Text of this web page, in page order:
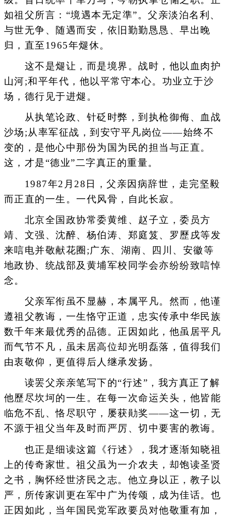
如祖父所言：“境遇本无定準”。父亲淡泊名利、
与世无争、随遇而安，依旧勤勤恳恳、早出晚
归，直至1965年煺休。
这不是煺让，而是境界。战时，他以血肉护
山河;和平年代，他以平常守本心。功业立于沙
场，德行见于进煺。
从执笔论政、针砭时弊，到执枪御侮、血战
沙场;从率军征战，到安守平凡岗位——始终不
变的，是他心中那份为国为民的担当与正直。
这，才是“德业”二字真正的重量。
1987年2月28日，父亲因病辞世，走完坚毅
而正直的一生。一代风骨，自此长寂。
北京全国政协常委黄维、赵子立，委员方
靖、文强、沈醉、杨伯涛、郑庭笈、罗歷戌等发
来唁电并敬献花圈;广东、湖南、四川、安徽等
地政协、统战部及黄埔军校同学会亦纷纷致唁悼
念。
父亲军衔虽不显赫，本属平凡。然而，他谨
遵祖父教诲，一生恪守正道，忠实传承中华民族
数千年来最优秀的品德。正因如此，他虽居平凡
而气节不凡，虽未居高位却光明磊落，值得我们
由衷敬仰，更值得后人继承发扬。
读罢父亲亲笔写下的“行述”，我方真正了解
他歷尽坎坷的一生。在每一次命运关头，他皆能
临危不乱、恪尽职守，屡获勛奖——这一切，无
不源于祖父当年及时而严厉、切中要害的教诲。
也正是细读这篇《行述》，我才逐渐知晓祖
上的传奇家世。祖父虽为一介农夫，却饱读圣贤
之书，胸怀经世济民之志。他立身以正，教子以
严，所传家训更在军中广为传颂，成为佳话。也
正因如此，当年国民党军政要员对他敬重有加，